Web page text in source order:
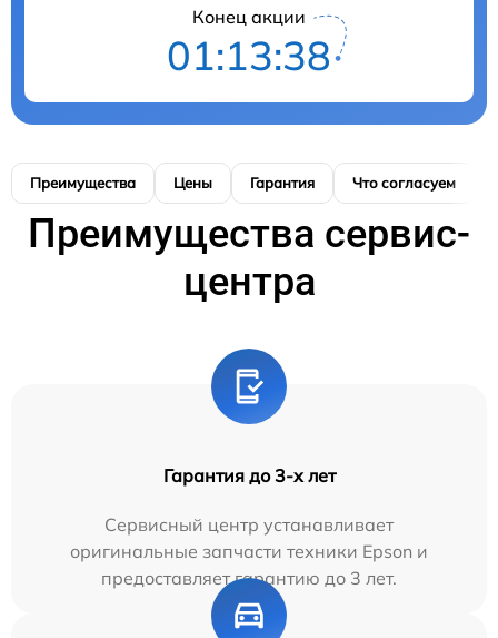
Конец акции
01:13:37
Преимущества Цены Гарантия Что согласуем
Преимущества сервис-
центра
Гарантия до 3-х лет
Сервисный центр устанавливает
оригинальные запчасти техники Epson и
предоставляет гарантию до 3 лет.